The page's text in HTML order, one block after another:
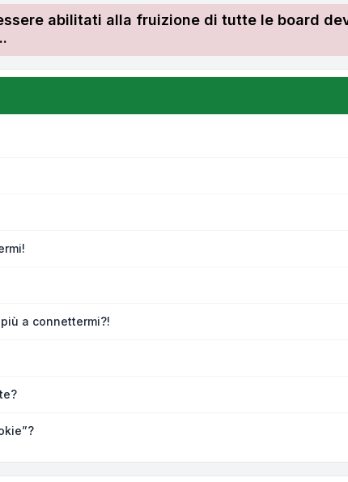
abilitati alla fruizione di tutte le board
a connettermi?!